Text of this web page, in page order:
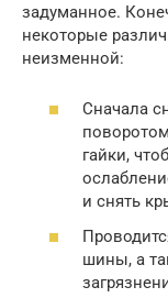
задуманное.
некоторые
неизменной:
Сначала
гайки,
и снять
шины, а